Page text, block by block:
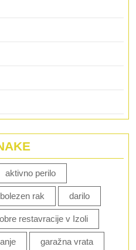
aktivno perilo
bolezen rak darilo
restavracije v Izoli
garažna vrata